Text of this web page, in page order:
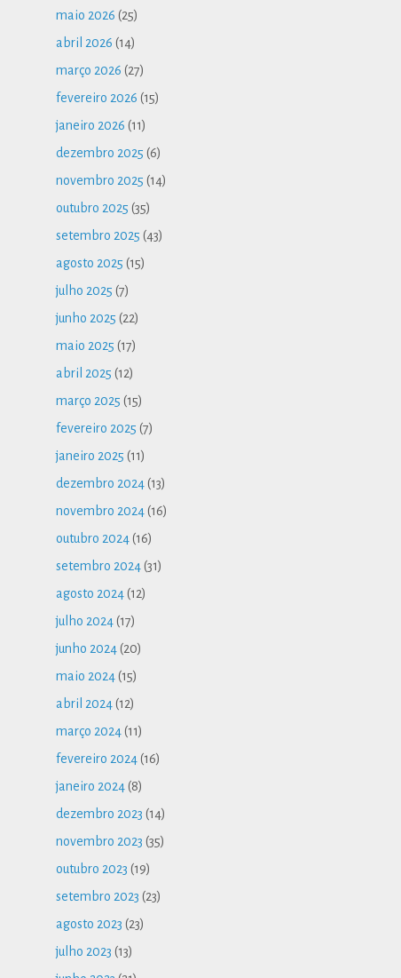
maio 2026 (25)
abril 2026 (14)
março 2026 (27)
fevereiro 2026 (15)
janeiro 2026 (11)
dezembro 2025 (6)
novembro 2025 (14)
outubro 2025 (35)
setembro 2025 (43)
agosto 2025 (15)
julho 2025 (7)
junho 2025 (22)
maio 2025 (17)
abril 2025 (12)
março 2025 (15)
fevereiro 2025 (7)
janeiro 2025 (11)
dezembro 2024(13)
novembro 2024(16)
outubro 2024(16)
setembro 2024(31)
agosto 2024(12)
julho 2024(17)
junho 2024(20)
maio 2024(15)
abril 2024(12)
março 2024(11)
fevereiro 2024(16)
janeiro 2024(8)
dezembro 2023 (14)
novembro 2023 (35)
outubro 2023 (19)
setembro 2023 (23)
agosto 2023 (23)
julho 2023 (13)